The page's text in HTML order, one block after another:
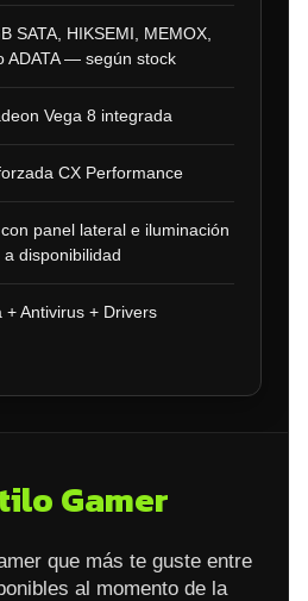
SATA, HIKSEMI, MEMOX,
ADATA — según stock
Vega 8 integrada
CX Performance
panel lateral e iluminación
disponibilidad
+ Antivirus + Drivers
Gamer
que más te guste entre
al momento de la